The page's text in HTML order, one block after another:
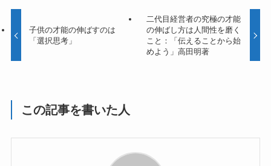
子供の才能の伸ばすのは
「選択思考」
二代目経営者の究極の才能
の伸ばし方は人間性を磨く
こと：「伝えることから始
めよう」高田明著
この記事を書いた人